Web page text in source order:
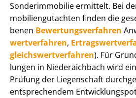
Sonderimmobilie ermittelt. Bei
mo­bi­li­en­gut­ach­ten finden die
be­nen Be­wer­tungs­ver­fah­ren
wert­ver­fah­ren,
gleichs­wert­ver­fah­ren). Für
lun­gen in Niederaichbach wird
Prüfung der Liegenschaft
entsprechendem